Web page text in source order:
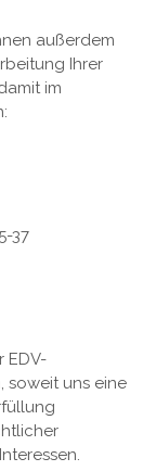
außerdem
Ihrer
im
37
EDV-
soweit uns eine